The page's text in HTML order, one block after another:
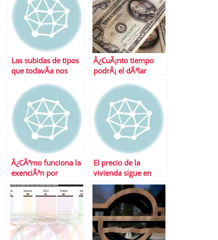
Las subidas de tipos
que todavÃ­a nos
Â¿CuÃ¡nto tiempo
podrÃ¡ el dÃ³lar
Â¿CÃ³mo funciona la
exenciÃ³n por
reinversiÃ³n en
vivienda habitual?
El precio de la
vivienda sigue en
caida libre…